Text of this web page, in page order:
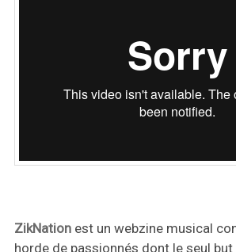
ZikNationest un webzine musical
horde de passionnés dont le seul